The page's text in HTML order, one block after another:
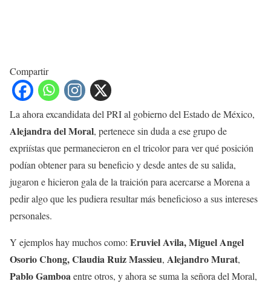
Compartir
La ahora excandidata del PRI al gobierno del Estado de México,
Alejandra del Moral, pertenece sin duda a ese grupo de
expriístas que permanecieron en el tricolor para ver qué posición
podían obtener para su beneficio y desde antes de su salida,
jugaron e hicieron gala de la traición para acercarse a Morena a
pedir algo que les pudiera resultar más beneficioso a sus intereses
personales.
Y ejemplos hay muchos como: Eruviel Avila, Miguel Angel
Osorio Chong, Claudia Ruiz Massieu, Alejandro Murat,
Pablo Gamboaentre otros, y ahora se suma la señora del Moral,